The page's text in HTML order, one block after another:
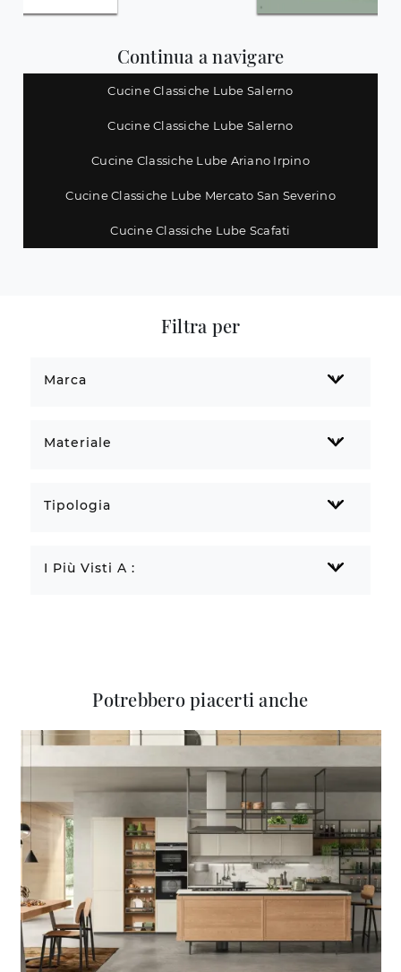
Continua a navigare
Cucine Classiche Lube Salerno
Cucine Classiche Lube Salerno
Cucine Classiche Lube Ariano Irpino
Cucine Classiche Lube Mercato San Severino
Cucine Classiche Lube Scafati
Filtra per
Marca
Materiale
Tipologia
I Più Visti A :
Potrebbero piacerti anche